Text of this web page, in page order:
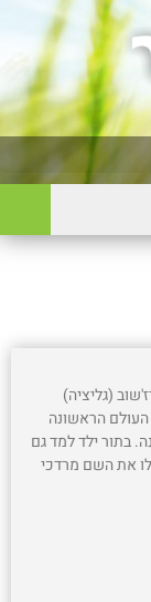
(גליציה)
העולם הראשונה
בתור ילד למד גם
לו את השם מרדכי